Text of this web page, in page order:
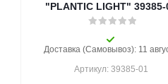
"PLANTIC LIGHT" 39385-
Доставка (Самовывоз): 11
Артикул: 39385-01